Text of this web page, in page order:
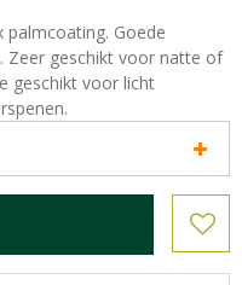
palmcoating. Goede
Zeer geschikt voor natte of
geschikt voor licht